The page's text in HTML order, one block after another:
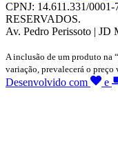
CPNJ: 14.611.331/
RESERVADOS.
Av. Pedro Perissoto | JD
A inclusão de um produto na
variação, prevalecerá o
Desenvolvido com e